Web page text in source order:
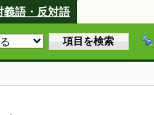
義語・反対語